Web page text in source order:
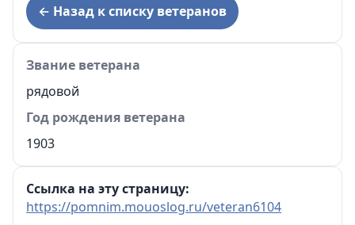
← Назад к списку ветеранов
Звание ветерана
рядовой
Год рождения ветерана
1903
Ссылка на эту страницу:
https://pomnim.mouoslog.ru/veteran6104